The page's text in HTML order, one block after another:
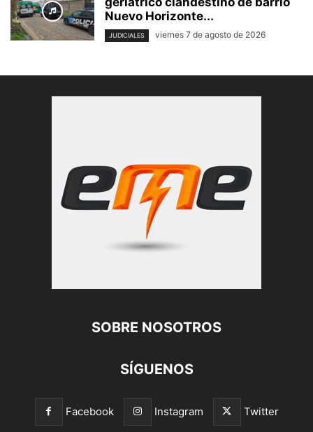
Nuevo Horizonte...
JUDICIALES viernes 7 de agosto de 2026
SOBRE NOSOTROS
SÍGUENOS
Facebook Instagram Twitter